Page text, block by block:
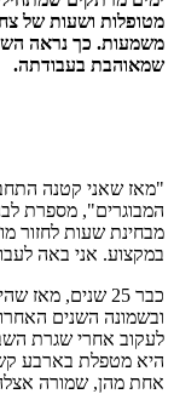
מטופלות ושעות של
משמעות. כך נראה
שמאוהבת בעבודתה.
"מאז שאני קטנה
המבוגרים", מספרת
מבחינת שעות לחזור
במקצוע. אני באה
ובשמונה השנים
לעקוב אחרי שגרת
היא מטפלת בארבע
אחת מהן, שמורה